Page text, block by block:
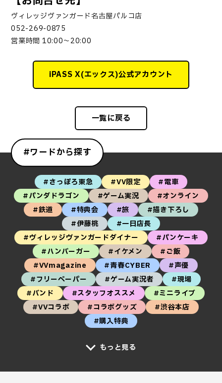
ヴィレッジヴァンガード名古屋パルコ店
052-269-0875
営業時間 10:00～20:00
iPASS X(エックス)公式アカウント
一覧に戻る
#ワードから探す
#さっぽろ東急 #VV限定
#電車
#パンダドラゴン
#ゲーム実況
#オンライン
#鉄道
#特典会 #旅
#描き下ろし
#伊藤桃
#一日店長
#ヴィレッジヴァンガードダイナー
#パンケーキ
#ハンバーガー
#イケメン
#ご飯
#VVmagazine
#青春CYBER
#声優
#フリーペーパー
#ゲーム実況者
#現場
#バンド
#スタッフオススメ
#ミニライブ
#VVコラボ
#コラボグッズ
#渋谷本店
#購入特典
もっと見る